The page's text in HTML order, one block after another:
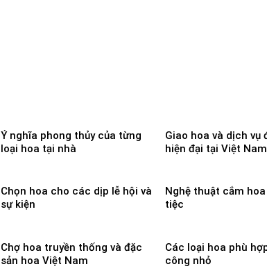
Ý nghĩa phong thủy của từng
loại hoa tại nhà
Giao hoa và dịch vụ
hiện đại tại Việt Nam
Chọn hoa cho các dịp lễ hội và
sự kiện
Nghệ thuật cắm
tiệc
Chợ hoa truyền thống và đặc
sản hoa Việt Nam
Các loại hoa phù
công nhỏ